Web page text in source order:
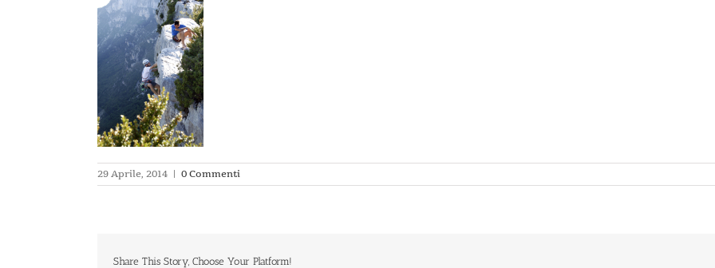
29 Aprile, 2014 | 0 Commenti
Share This Story, Choose Your Platform!